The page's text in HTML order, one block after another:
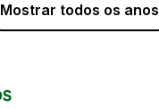
Mostrar todos os anos